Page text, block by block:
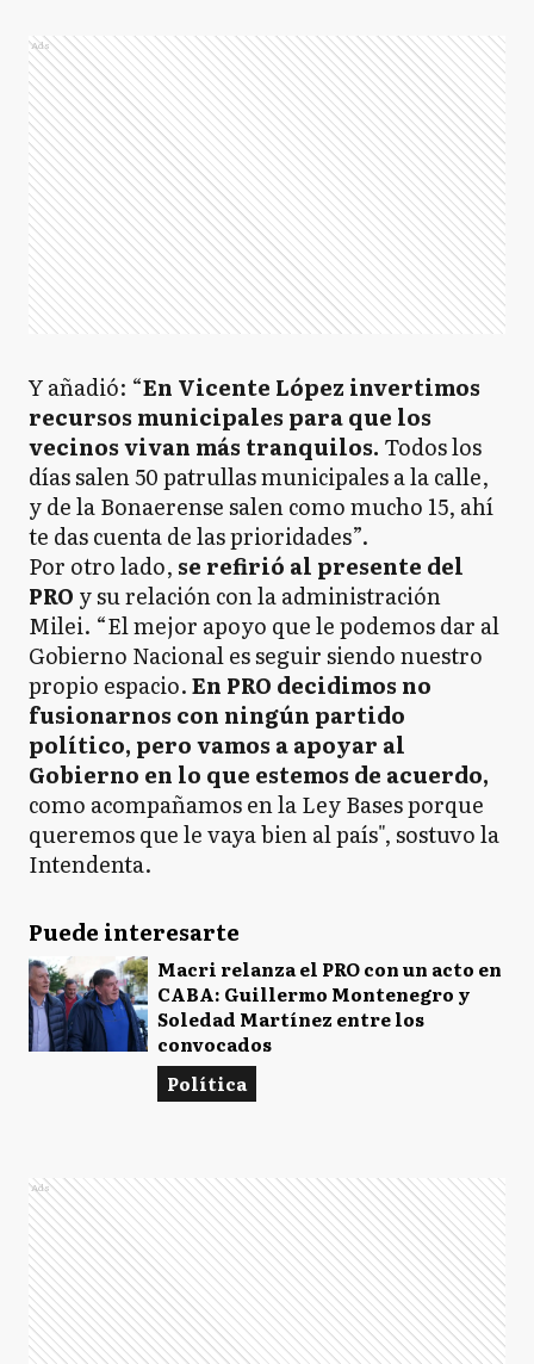
Ads
Y añadió: “En Vicente López invertimos
recursos municipales para que los
vecinos vivan más tranquilos. Todos los
días salen 50 patrullas municipales a la calle,
y de la Bonaerense salen como mucho 15, ahí
te das cuenta de las prioridades”.
Por otro lado, se refirió al presente del
PRO y su relación con la administración
Milei. “El mejor apoyo que le podemos dar al
Gobierno Nacional es seguir siendo nuestro
propio espacio.En PRO decidimos no
fusionarnos con ningún partido
político, pero vamos a apoyar al
Gobierno en lo que estemos de acuerdo,
como acompañamos en la Ley Bases porque
queremos que le vaya bien al país", sostuvo la
Intendenta.
Puede interesarte
Macri relanza el PRO con un acto en
CABA: Guillermo Montenegro y
Soledad Martínez entre los
convocados
Política
Ads